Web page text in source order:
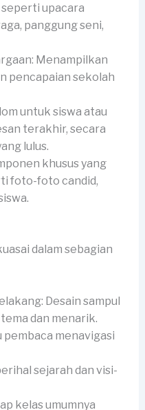
upacara
panggung seni,
Menampilkan
pencapaian sekolah
untuk siswa atau
terakhir, secara
lulus.
khusus yang
foto-foto candid,
dalam sebagian
Desain sampul
dan menarik.
pembaca menavigasi
sejarah dan visi-
kelas umumnya